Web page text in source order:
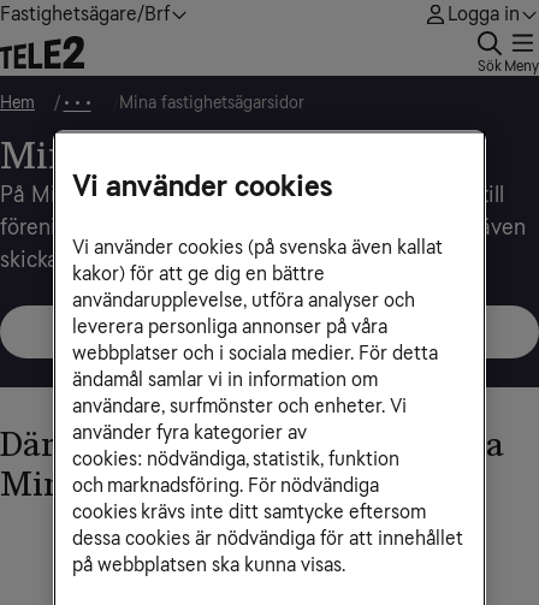
Fastighetsägare/Brf Logga in
Sök Meny
Hem • • • Mina fastighetsägarsidor
Mina fastighetsägarsidor
På Mina fastighetsägarsidor får du enkelt tillgång till
föreningens fakturor, avtal och kundprofil. Du kan även
skicka meddelanden till Fastighetsägarservice.
Logga in med BankID
Därför ska din förening använda
Mina fastighetsägarsidor
Vi använder cookies
Vi använder cookies (på svenska även kallat
kakor) för att ge dig en bättre
användarupplevelse, utföra analyser och
leverera personliga annonser på våra
webbplatser och i sociala medier. För detta
ändamål samlar vi in information om
användare, surfmönster och enheter. Vi
använder fyra kategorier av
cookies: nödvändiga, statistik, funktion
och marknadsföring. För nödvändiga
cookies krävs inte ditt samtycke eftersom
dessa cookies är nödvändiga för att innehållet
på webbplatsen ska kunna visas.